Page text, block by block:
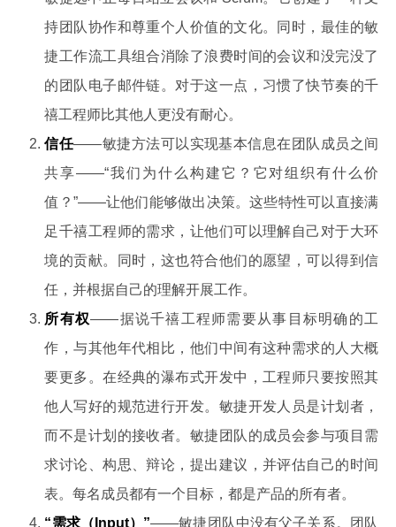
持团队协作和尊重个人价值的文化。同时，最佳的敏
捷工作流工具组合消除了浪费时间的会议和没完没了
的团队电子邮件链。对于这一点，习惯了快节奏的千
禧工程师比其他人更没有耐心。
信任——敏捷方法可以实现基本信息在团队成员之间
共享——“我们为什么构建它？它对组织有什么价
值？”——让他们能够做出决策。这些特性可以直接满
足千禧工程师的需求，让他们可以理解自己对于大环
境的贡献。同时，这也符合他们的愿望，可以得到信
任，并根据自己的理解开展工作。
所有权——据说千禧工程师需要从事目标明确的工
作，与其他年代相比，他们中间有这种需求的人大概
要更多。在经典的瀑布式开发中，工程师只要按照其
他人写好的规范进行开发。敏捷开发人员是计划者，
而不是计划的接收者。敏捷团队的成员会参与项目需
求讨论、构思、辩论，提出建议，并评估自己的时间
表。每名成员都有一个目标，都是产品的所有者。
“需求（Input）”——敏捷团队中没有父子关系。团队